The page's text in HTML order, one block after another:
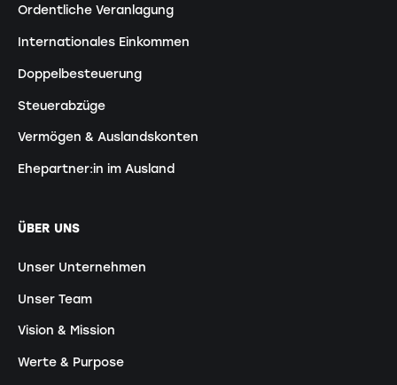
Ordentliche Veranlagung
Internationales Einkommen
Doppelbesteuerung
Steuerabzüge
Vermögen & Auslandskonten
Ehepartner:in im Ausland
ÜBER UNS
Unser Unternehmen
Unser Team
Vision & Mission
Werte & Purpose